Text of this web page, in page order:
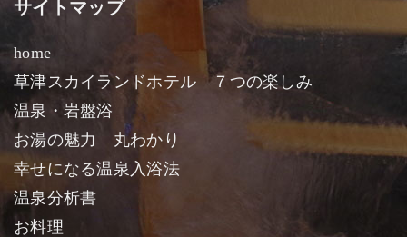
サイトマップ
home
草津スカイランドホテル ７つの楽しみ
温泉・岩盤浴
お湯の魅力 丸わかり
幸せになる温泉入浴法
温泉分析書
お料理